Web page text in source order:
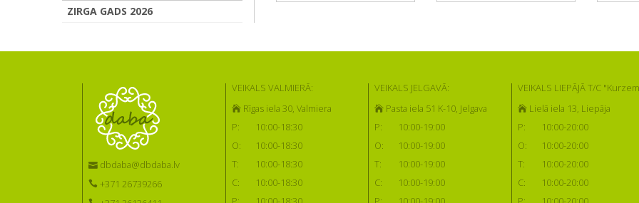
ZIRGA GADS 2026
dbdaba@dbdaba.lv
+371 26739266
VEIKALS VALMIERĀ:
Rīgas iela 30, Valmiera
P:
10:00-18:30
O:
10:00-18:30
T:
10:00-18:30
C:
10:00-18:30
VEIKALS JELGAVĀ:
Pasta iela 51 K-10, Jelgava
P:
10:00-19:00
O:
10:00-19:00
T:
10:00-19:00
C:
10:00-19:00
VEIKALS LIEPĀJĀ T/C
Lielā iela 13, Liepāja
P:
10:00-20:00
O:
10:00-20:00
T:
10:00-20:00
C:
10:00-20:00